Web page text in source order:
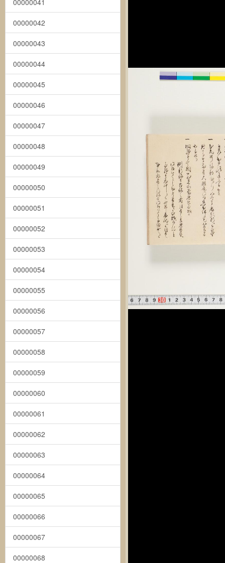
00000041
00000042
00000043
00000044
00000045
00000046
00000047
00000048
00000049
00000050
00000051
00000052
00000053
00000054
00000055
00000056
00000057
00000058
00000059
00000060
00000061
00000062
00000063
00000064
00000065
00000066
00000067
00000068